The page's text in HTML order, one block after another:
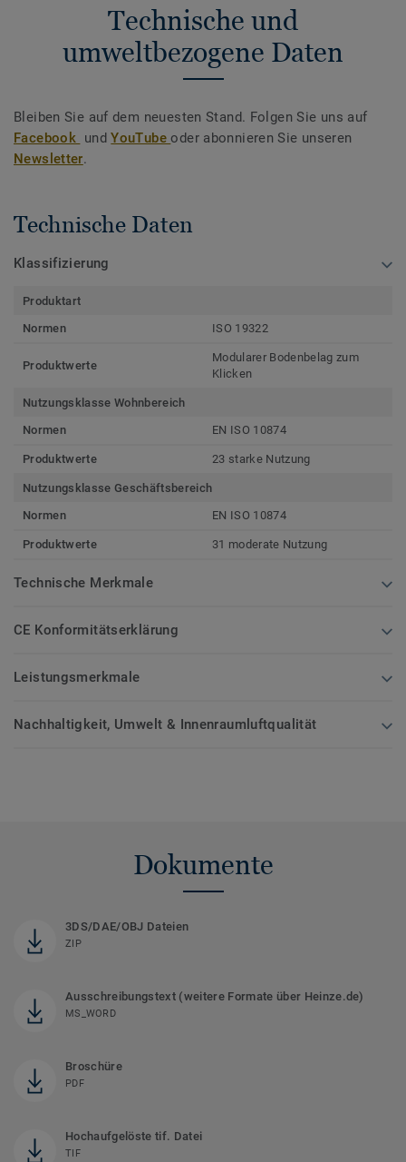
Technische und
umweltbezogene Daten
Bleiben Sie auf dem neuesten Stand. Folgen Sie uns auf
Facebook undYouTubeoder abonnieren Sie unseren
Newsletter.
Technische Daten
Klassifizierung
Produktart
Normen
ISO 19322
Produktwerte
Modularer Bodenbelag zum
Klicken
Nutzungsklasse Wohnbereich
Normen
EN ISO 10874
Produktwerte 23 starke Nutzung
Nutzungsklasse Geschäftsbereich
Normen
EN ISO 10874
Produktwerte 31 moderate Nutzung
Technische Merkmale
CE Konformitätserklärung
Leistungsmerkmale
Nachhaltigkeit, Umwelt & Innenraumluftqualität
Dokumente
3DS/DAE/OBJ Dateien
ZIP
Ausschreibungstext (weitere Formate über Heinze.de)
MS_WORD
Broschüre
PDF
Hochaufgelöste tif. Datei
TIF